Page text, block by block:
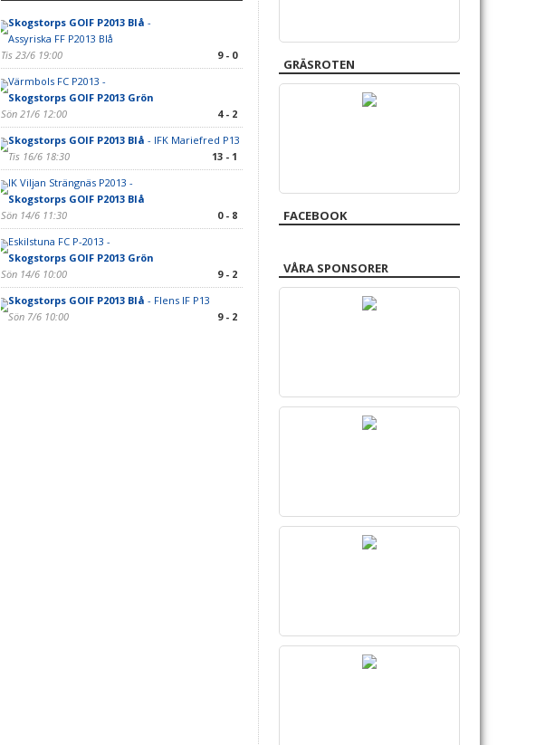
Skogstorps GOIF P2013 Blå -
Assyriska FF P2013 Blå
Tis 23/6 19:00
9 - 0
Värmbols FC P2013 -
Skogstorps GOIF P2013 Grön
Sön 21/6 12:00
4 - 2
Skogstorps GOIF P2013 Blå - IFK Mariefred P13
Tis 16/6 18:30
13 - 1
IK Viljan Strängnäs P2013 -
Skogstorps GOIF P2013 Blå
Sön 14/6 11:30
0 - 8
Eskilstuna FC P-2013 -
Skogstorps GOIF P2013 Grön
Sön 14/6 10:00
9 - 2
Skogstorps GOIF P2013 Blå - Flens IF P13
Sön 7/6 10:00
9 - 2
GRÄSROTEN
FACEBOOK
VÅRA SPONSORER